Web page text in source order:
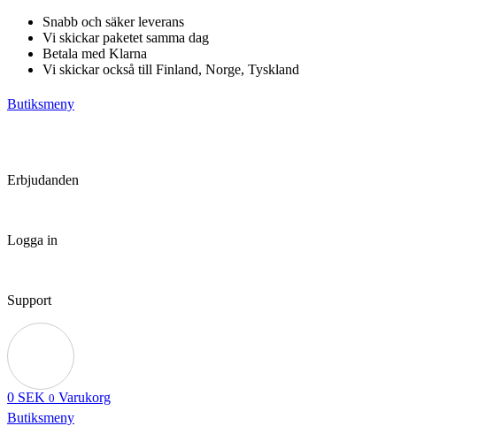
Hoppa
innehåll
Snabb och säker leverans
Vi skickar paketet samma dag
Betala med Klarna
Vi skickar också till Finland, Norge, Tyskland
Butiksmeny
Erbjudanden
Logga in
Support
0 SEK 0 Varukorg
Butiksmeny